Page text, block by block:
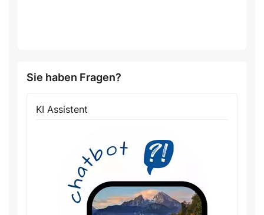
Sie haben Fragen?
KI Assistent